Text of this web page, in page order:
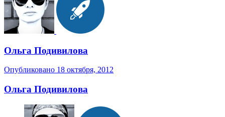
Ольга Подивилова
Опубликовано 18 октября, 2012
Ольга Подивилова